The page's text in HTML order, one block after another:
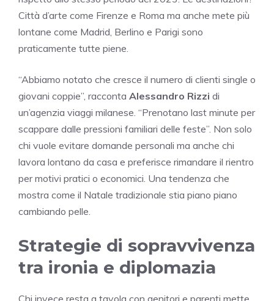
Città d’arte come Firenze e Roma ma anche mete più
lontane come Madrid, Berlino e Parigi sono
praticamente tutte piene.
“Abbiamo notato che cresce il numero di clienti single o
giovani coppie”, racconta Alessandro Rizzi di
un’agenzia viaggi milanese. “Prenotano last minute per
scappare dalle pressioni familiari delle feste”. Non solo
chi vuole evitare domande personali ma anche chi
lavora lontano da casa e preferisce rimandare il rientro
per motivi pratici o economici. Una tendenza che
mostra come il Natale tradizionale stia piano piano
cambiando pelle.
Strategie di sopravvivenza
tra ironia e diplomazia
Chi invece resta a tavola con genitori e parenti mette